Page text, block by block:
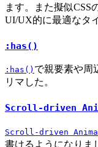
ます。また擬似CSS
UI/UX的に最適なタ
:has()
:has() で親要素や周
リマした。
Scroll-driven
Scroll-driven
書けるようになりま